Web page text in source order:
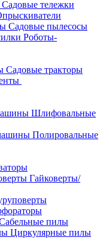
Садовые тележки
Садовые пылесосы
Роботы-
Садовые тракторы
Шлифовальные
Полировальные
Гайковерты/
пилы
Циркулярные пилы